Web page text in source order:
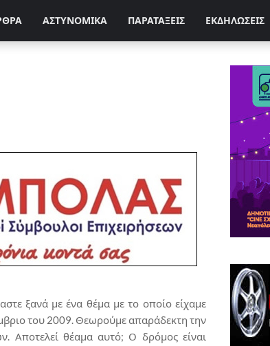
ΑΣΤΥΝΟΜΙΚΑ ΠΑΡΑΤΑΞΕΙΣ ΕΚΔΗΛΩΣΕΙΣ
ξανά με ένα θέμα με το οποίο είχαμε
του 2009. Θεωρούμε απαράδεκτη την
Αποτελεί θέαμα αυτό; Ο δρόμος είναι